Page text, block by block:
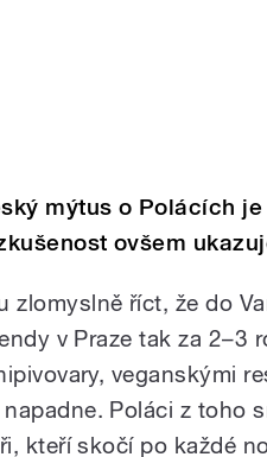
mýtus o Polácích
ovšem
zlomyslně říct, že do
v Praze tak za 2–3
veganskými
Poláci z toho
kteří skočí po každé